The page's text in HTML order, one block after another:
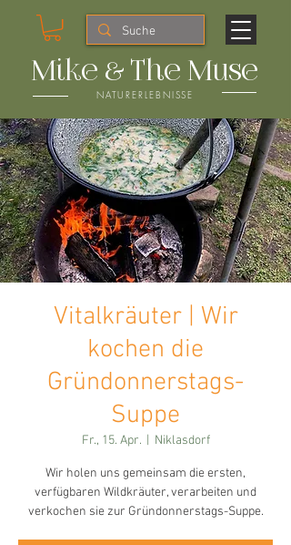
Mike & The Muse
NATURERLEBNISSE
Vitalkräuter | Wir
kochen die
Gründonnerstags-
Suppe
Fr., 15. Apr.
  |
Niklasdorf
Wir holen uns gemeinsam die ersten,
verfügbaren Wildkräuter, verarbeiten und
verkochen sie zur Gründonnerstags-Suppe.